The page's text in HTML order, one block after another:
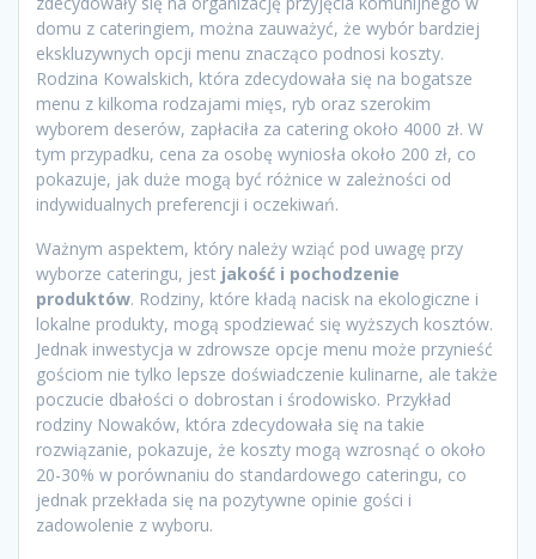
domu z cateringiem, można zauważyć, że wybór bardziej
ekskluzywnych opcji menu znacząco podnosi koszty.
Rodzina Kowalskich, która zdecydowała się na bogatsze
menu z kilkoma rodzajami mięs, ryb oraz szerokim
wyborem deserów, zapłaciła za catering około 4000 zł. W
tym przypadku, cena za osobę wyniosła około 200 zł, co
pokazuje, jak duże mogą być różnice w zależności od
indywidualnych preferencji i oczekiwań.
Ważnym aspektem, który należy wziąć pod uwagę przy
wyborze cateringu, jest jakość i pochodzenie
produktów. Rodziny, które kładą nacisk na ekologiczne i
lokalne produkty, mogą spodziewać się wyższych kosztów.
Jednak inwestycja w zdrowsze opcje menu może przynieść
gościom nie tylko lepsze doświadczenie kulinarne, ale także
poczucie dbałości o dobrostan i środowisko. Przykład
rodziny Nowaków, która zdecydowała się na takie
rozwiązanie, pokazuje, że koszty mogą wzrosnąć o około
20-30% w porównaniu do standardowego cateringu, co
jednak przekłada się na pozytywne opinie gości i
zadowolenie z wyboru.